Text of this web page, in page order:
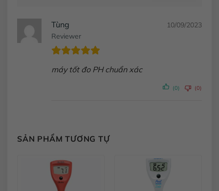
Tùng
Reviewer
10/09/2023
máy tốt đo PH chuẩn xác
(0) (0)
SẢN PHẨM TƯƠNG TỰ